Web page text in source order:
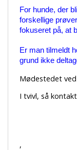
For hunde, der
forskellige
fokuseret på, at
Er man tilmeldt
grund ikke
Mødestedet
I tvivl, så
,